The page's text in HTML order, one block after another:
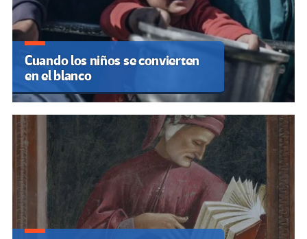
Cuando los niños se convierten
en el blanco